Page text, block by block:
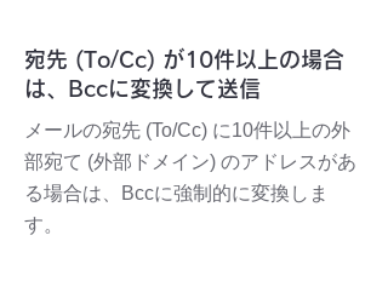
宛先 (To/Cc) が10件以上の場合
は、Bccに変換して送信
メールの宛先 (To/Cc) に10件以上の外
部宛て (外部ドメイン) のアドレスがあ
る場合は、Bccに強制的に変換しま
す。